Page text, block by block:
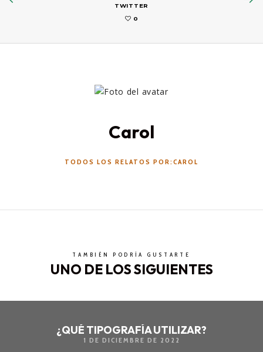
TWITTER
0
Carol
TODOS LOS RELATOS POR:CAROL
TAMBIÉN PODRÍA GUSTARTE
UNO DE LOS SIGUIENTES
¿QUÉ TIPOGRAFÍA UTILIZAR?
1 DE DICIEMBRE DE 2022